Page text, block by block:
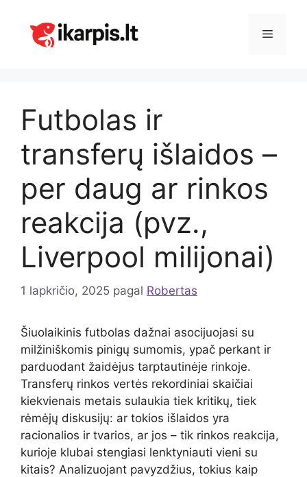
turinio
Meniu
Futbolas ir
transferų išlaidos –
per daug ar rinkos
reakcija (pvz.,
Liverpool milijonai)
1 lapkričio, 2025 pagal Robertas
Šiuolaikinis futbolas dažnai asocijuojasi su
milžiniškomis pinigų sumomis, ypač perkant ir
parduodant žaidėjus tarptautinėje rinkoje.
Transferų rinkos vertės rekordiniai skaičiai
kiekvienais metais sulaukia tiek kritikų, tiek
rėmėjų diskusijų: ar tokios išlaidos yra
racionalios ir tvarios, ar jos – tik rinkos reakcija,
kurioje klubai stengiasi lenktyniauti vieni su
kitais? Analizuojant pavyzdžius, tokius kaip